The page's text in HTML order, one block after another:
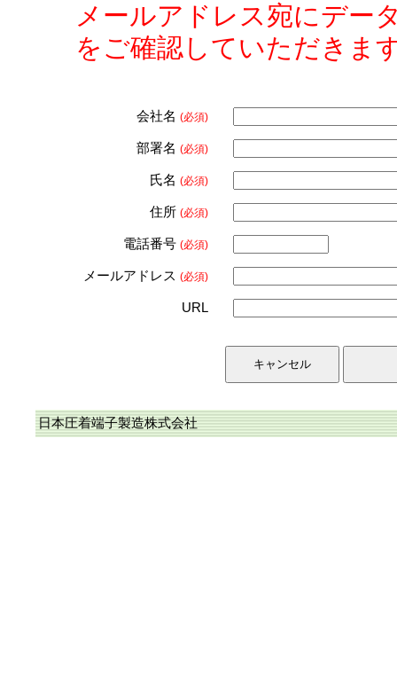
メールアドレス宛にデー
をご確認していただきま
会社名 (必須)
部署名 (必須)
氏名 (必須)
住所 (必須)
電話番号 (必須)
メールアドレス (必須)
URL
日本圧着端子製造株式会社